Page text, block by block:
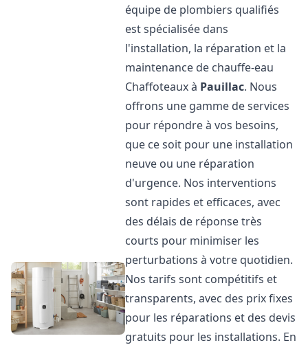
équipe de plombiers qualifiés
est spécialisée dans
l'installation, la réparation et la
maintenance de chauffe-eau
Chaffoteaux à Pauillac. Nous
offrons une gamme de services
pour répondre à vos besoins,
que ce soit pour une installation
neuve ou une réparation
d'urgence. Nos interventions
sont rapides et efficaces, avec
des délais de réponse très
courts pour minimiser les
perturbations à votre quotidien.
Nos tarifs sont compétitifs et
transparents, avec des prix fixes
pour les réparations et des devis
gratuits pour les installations. En